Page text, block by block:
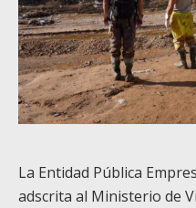
La Entidad Pública
adscrita al Ministerio de